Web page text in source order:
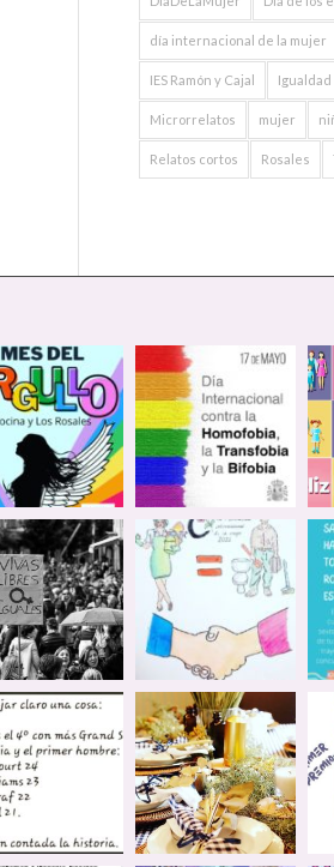
día internacional de la mujer
IES Ramón y Cajal Igualdad
Microrrelatos mujer
Relatos cortos Rosales